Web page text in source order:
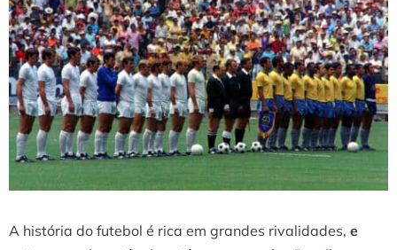
A história do futebol é rica em grandes rivalidades, e